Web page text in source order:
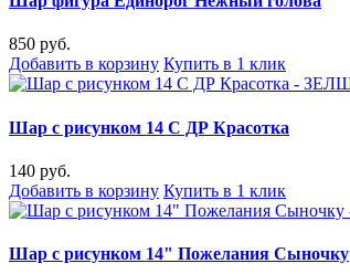
850 руб.
Добавить в корзину Купить в 1 клик
Шар с рисунком 14 С ДР Красотка
140 руб.
Добавить в корзину Купить в 1 клик
Шар с рисунком 14" Пожелания Сыночку